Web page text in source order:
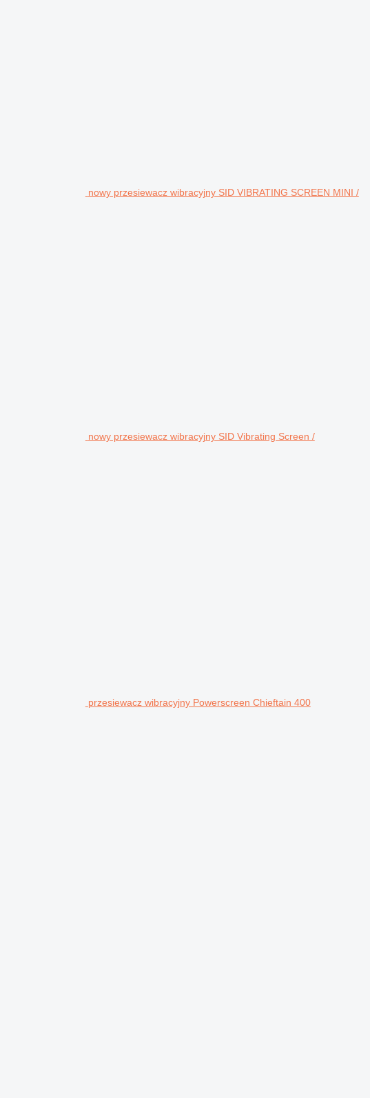
nowy przesiewacz wibracyjny SID VIBRATING SCREEN MINI /
nowy przesiewacz wibracyjny SID Vibrating Screen /
przesiewacz wibracyjny Powerscreen Chieftain 400